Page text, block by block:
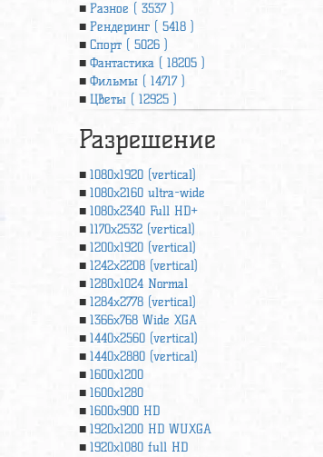
Разное ( 3537 )
Рендеринг ( 5418 )
Спорт ( 5026 )
Фантастика ( 18205 )
Фильмы ( 14717 )
Цветы ( 12925 )
Разрешение
1080x1920 (vertical)
1080x2160 ultra-wide
1080x2340 Full HD+
1170x2532 (vertical)
1200x1920 (vertical)
1242x2208 (vertical)
1280x1024 Normal
1284x2778 (vertical)
1366х768 Wide XGA
1440x2560 (vertical)
1440x2880 (vertical)
1600x1200
1600x1280
1600x900 HD
1920x1200 HD WUXGA
1920х1080 full HD